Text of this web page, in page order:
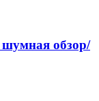
шумная обзор/